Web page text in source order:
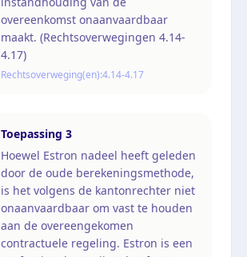
overeenkomst onaanvaardbaar
maakt. (Rechtsoverwegingen 4.14-
4.17)
Rechtsoverweging(en):4.14-4.17
Toepassing 3
Hoewel Estron nadeel heeft geleden
door de oude berekeningsmethode,
is het volgens de kantonrechter niet
onaanvaardbaar om vast te houden
aan de overeengekomen
contractuele regeling. Estron is een